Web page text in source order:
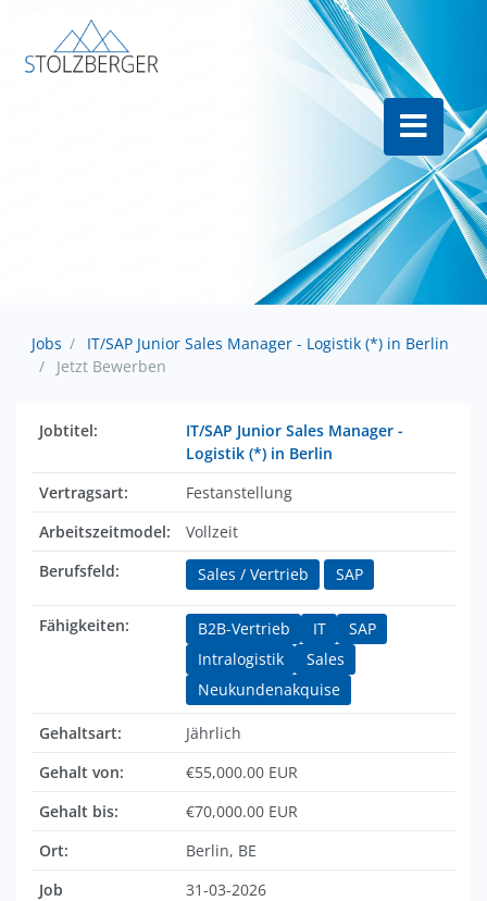
Jobs
IT/SAP Junior Sales Manager - Logistik (*) in Berlin
Jetzt Bewerben
Jobtitel:
IT/SAP Junior Sales Manager -
Logistik (*) in Berlin
Vertragsart:
Festanstellung
Arbeitszeitmodel:
Vollzeit
Berufsfeld:
Sales / Vertrieb SAP
Fähigkeiten: B2B-Vertrieb IT
SAP
Intralogistik
Sales
Neukundenakquise
Gehaltsart:
Jährlich
Gehalt von:
€55,000.00 EUR
Gehalt bis:
€70,000.00 EUR
Ort:
Berlin, BE
Job
31-03-2026